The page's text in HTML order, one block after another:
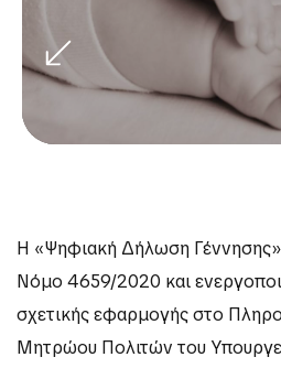
Η «Ψηφιακή Δήλωση
Νόμο 4659/2020 και
σχετικής εφαρμογής στο
Μητρώου Πολιτών του